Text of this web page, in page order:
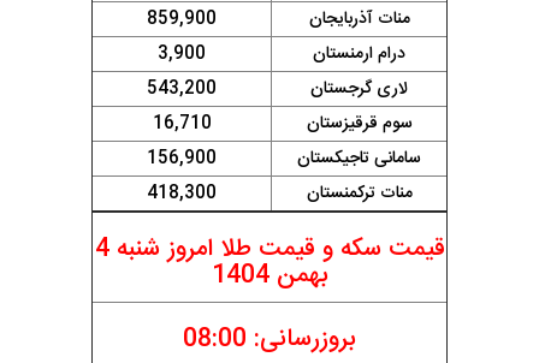
منات آذربایجان
859,900
درام ارمنستان
3,900
لاری گرجستان
543,200
سوم قرقیزستان
16,710
سامانی تاجیکستان
156,900
منات ترکمنستان
418,300
قیمت سکه و قیمت طلا امروز شنبه 4
بهمن 1404
بروزرسانی: 08:00